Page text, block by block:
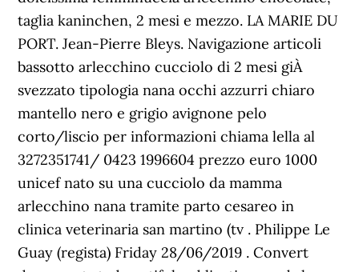
taglia kaninchen, 2 mesi e mezzo. LA MARIE DU
PORT. Jean-Pierre Bleys. Navigazione articoli
bassotto arlecchino cucciolo di 2 mesi giÀ
svezzato tipologia nana occhi azzurri chiaro
mantello nero e grigio avignone pelo
corto/liscio per informazioni chiama lella al
3272351741/ 0423 1996604 prezzo euro 1000
unicef nato su una cucciolo da mamma
arlecchino nana tramite parto cesareo in
clinica veterinaria san martino (tv . Philippe Le
Guay (regista) Friday 28/06/2019 . Convert